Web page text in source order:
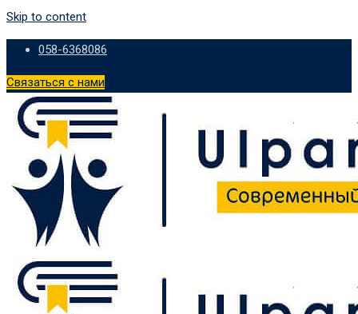
Skip to content
058-6368086
Связаться с нами